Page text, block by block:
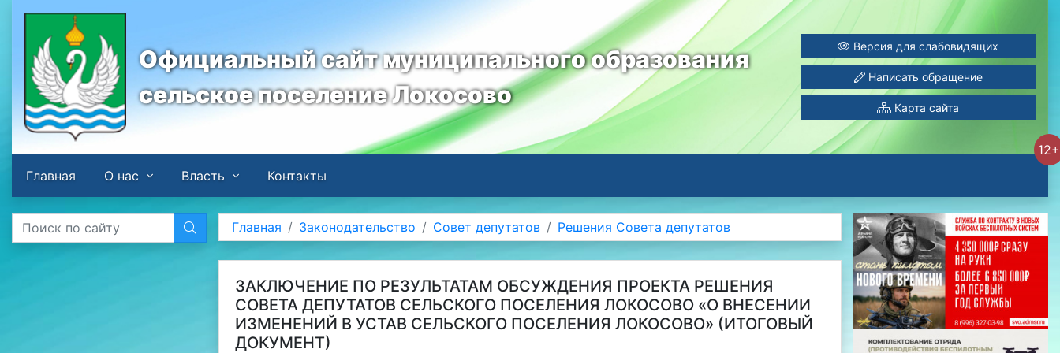
Официальный сайт муниципального образования
сельское поселение Локосово
Версия для слабовидящих
Написать обращение
Карта сайта
12+
Главная
О нас Власть Контакты
Главная Законодательство Совет депутатов Решения Совета депутатов
ЗАКЛЮЧЕНИЕ ПО РЕЗУЛЬТАТАМ ОБСУЖДЕНИЯ ПРОЕКТА РЕШЕНИЯ
СОВЕТА ДЕПУТАТОВ СЕЛЬСКОГО ПОСЕЛЕНИЯ ЛОКОСОВО «О ВНЕСЕНИИ
ИЗМЕНЕНИЙ В УСТАВ СЕЛЬСКОГО ПОСЕЛЕНИЯ ЛОКОСОВО» (ИТОГОВЫЙ
ДОКУМЕНТ)